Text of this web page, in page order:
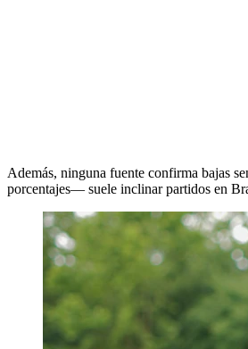
Además, ninguna fuente confirma bajas
porcentajes— suele inclinar partidos en